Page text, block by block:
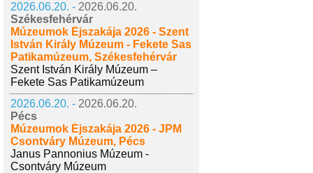
2026.06.20. - 2026.06.20.
Székesfehérvár
Múzeumok Éjszakája 2026 - Szent
István Király Múzeum - Fekete Sas
Patikamúzeum, Székesfehérvár
Szent István Király Múzeum –
Fekete Sas Patikamúzeum
2026.06.20. - 2026.06.20.
Pécs
Múzeumok Éjszakája 2026 - JPM
Csontváry Múzeum, Pécs
Janus Pannonius Múzeum -
Csontváry Múzeum